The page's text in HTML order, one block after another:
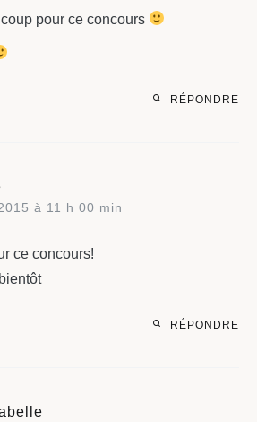
pour ce concours
RÉPONDRE
à 11 h 00 min
ce concours!
RÉPONDRE